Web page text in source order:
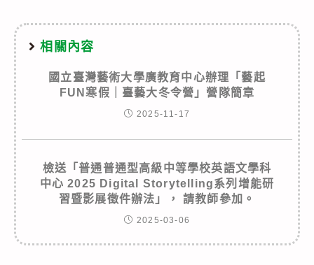
相關內容
國立臺灣藝術大學廣教育中心辦理「藝起
FUN寒假｜臺藝大冬令營」營隊簡章
2025-11-17
檢送「普通普通型高級中等學校英語文學科
中心 2025 Digital Storytelling系列增能研
習暨影展徵件辦法」， 請教師參加。
2025-03-06